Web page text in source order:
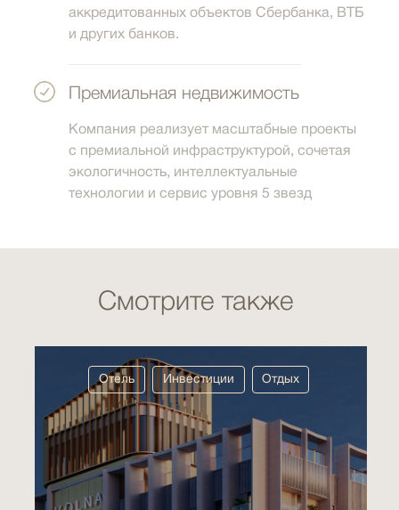
Компания реализует масштабные проекты
с премиальной инфраструктурой, сочетая
экологичность, интеллектуальные
технологии и сервис уровня 5 звезд
Премиальная недвижимость
аккредитованных объектов Сбербанка, ВТБ
и других банков.
Отдых
Инвестиции
Отель
Смотрите также